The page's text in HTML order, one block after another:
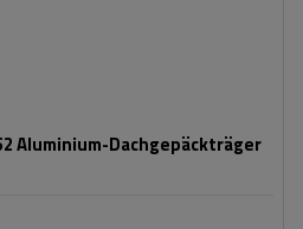
Aluminium-Dachgepäckträger